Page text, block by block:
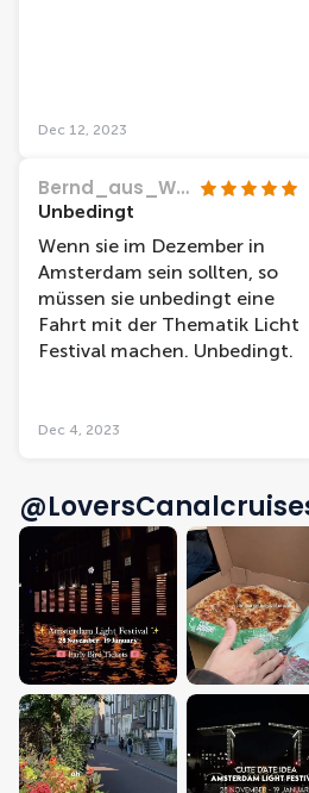
Dec 12, 2023
Bernd_aus_Wesel
Unbedingt
Wenn sie im Dezember in
Amsterdam sein sollten, so
müssen sie unbedingt eine
Fahrt mit der Thematik Licht
Festival machen. Unbedingt.
Dec 4, 2023